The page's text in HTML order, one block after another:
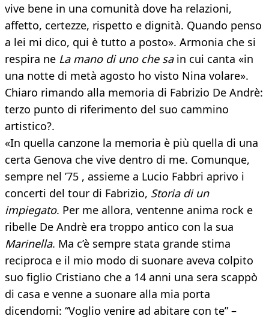
vive bene in una comunità dove ha relazioni,
affetto, certezze, rispetto e dignità. Quando penso
a lei mi dico, qui è tutto a posto». Armonia che si
respira ne La mano di uno che sain cui canta «in
una notte di metà agosto ho visto Nina volare».
Chiaro rimando alla memoria di Fabrizio De Andrè:
terzo punto di riferimento del suo cammino
artistico?.
«In quella canzone la memoria è più quella di una
certa Genova che vive dentro di me. Comunque,
sempre nel ’75 , assieme a Lucio Fabbri aprivo i
concerti del tour di Fabrizio, Storia di un
impiegato. Per me allora, ventenne anima rock e
ribelle De Andrè era troppo antico con la sua
Marinella. Ma c’è sempre stata grande stima
reciproca e il mio modo di suonare aveva colpito
suo figlio Cristiano che a 14 anni una sera scappò
di casa e venne a suonare alla mia porta
dicendomi: “Voglio venire ad abitare con te” –